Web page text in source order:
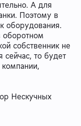
А для
Поэтому в
оборудования.
оборотном
собственник не
сейчас, то будет
Нескучных